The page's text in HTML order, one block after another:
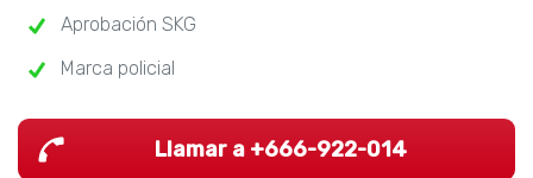
Aprobación SKG
Marca policial
Llamar a +666-922-014